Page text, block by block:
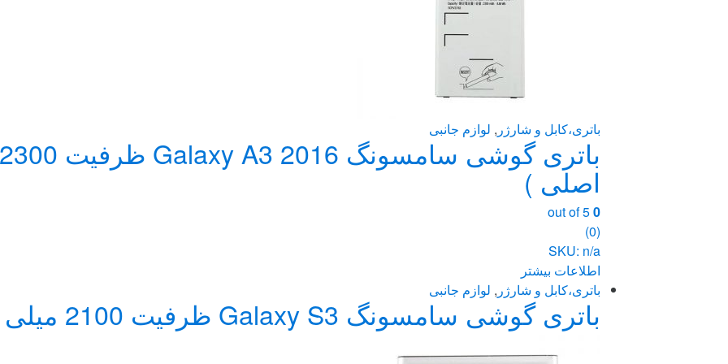
باتری،کابل و شارژر , لوازم جانبی
اصلی )
0
(0)
SKU: n/a
اطلاعات بیشتر
باتری،کابل و شارژر , لوازم جانبی
باتری گوشی سامسونگ Galaxy S3 ظرفیت 2100 میلی آمپر ساعت ( اصلی )